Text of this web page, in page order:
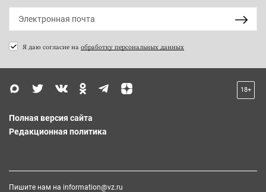
Я даю согласие на обработку персональных данных
18+
Полная версия сайта
Редакционная политика
Пишите нам на information@vz.ru